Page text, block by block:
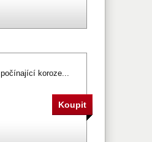
koroze...